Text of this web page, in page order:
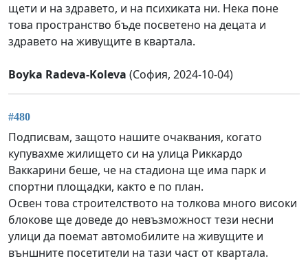
щети и на здравето, и на психиката ни. Нека поне
това пространство бъде посветено на децата и
здравето на живущите в квартала.
Boyka Radeva-Koleva (София, 2024-10-04)
#480
Подписвам, защото нашите очаквания, когато
купувахме жилището си на улица Риккардо
Ваккарини беше, че на стадиона ще има парк и
спортни площадки, както е по план.
Освен това строителството на толкова много високи
блокове ще доведе до невъзможност тези несни
улици да поемат автомобилите на живущите и
външните посетители на тази част от квартала.